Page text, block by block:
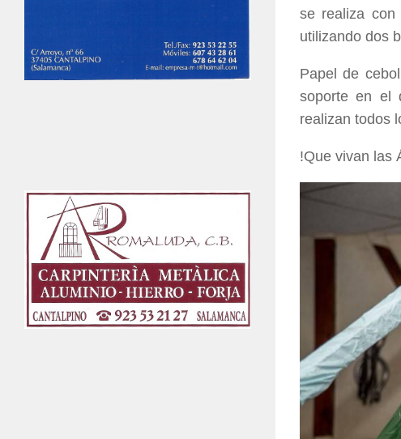
se realiza
utilizando dos
Papel de
soporte en el
realizan todos
!Que vivan las